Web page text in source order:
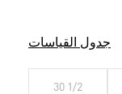
جدول القياسات
30 1/2